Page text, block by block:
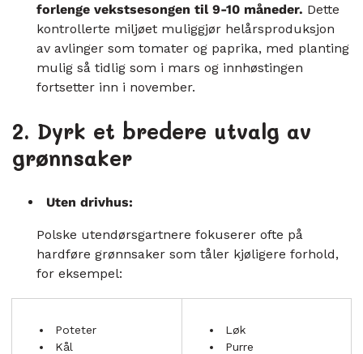
forlenge vekstsesongen til 9-10 måneder. Dette
kontrollerte miljøet muliggjør helårsproduksjon
av avlinger som tomater og paprika, med planting
mulig så tidlig som i mars og innhøstingen
fortsetter inn i november.
2. Dyrk et bredere utvalg av
grønnsaker
Uten drivhus:
Polske utendørsgartnere fokuserer ofte på
hardføre grønnsaker som tåler kjøligere forhold,
for eksempel:
Poteter
Kål
Løk
Purre